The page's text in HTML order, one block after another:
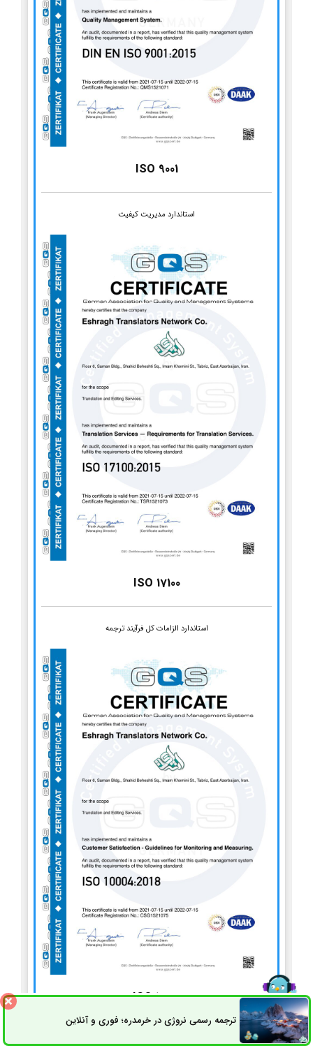
ISO 9001
استاندارد مدیریت کیفیت
ISO 17100
استاندارد الزامات کل فرآیند ترجمه
ISO 10004
استاندارد سیستم مدیریت پایش و اندازه‌گیری رضایت مشتریان
ترجمه رسمی نروژی در خرمدره؛ فوری و آنلاینثبت سفارش راه های ارتباطی